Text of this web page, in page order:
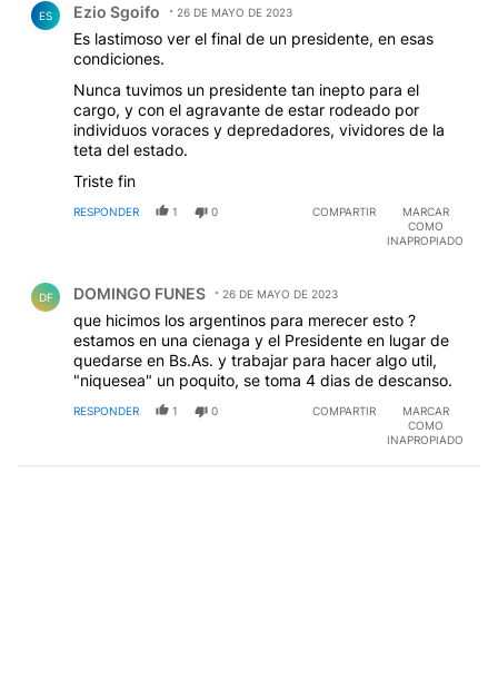
ES Ezio Sgoifo 26 DE MAYO DE 2023
Es lastimoso ver el final de un presidente, en esas
condiciones.
Nunca tuvimos un presidente tan inepto para el
cargo, y con el agravante de estar rodeado por
individuos voraces y depredadores, vividores de la
teta del estado.
Triste fin
RESPONDER 1 0 COMPARTIR
MARCAR
COMO
INAPROPIADO
DF DOMINGO FUNES 26 DE MAYO DE 2023
que hicimos los argentinos para merecer esto ?
estamos en una cienaga y el Presidente en lugar de
quedarse en Bs.As. y trabajar para hacer algo util,
"niquesea" un poquito, se toma 4 dias de descanso.
RESPONDER 1 0 COMPARTIR
MARCAR
COMO
INAPROPIADO